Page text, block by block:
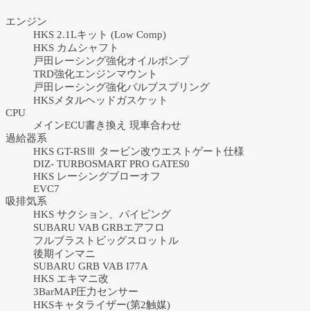
エンジン
HKS 2.1Lキット (Low Comp)
HKS カムシャフト
戸田レーシング強化オイルポンプ
TRD強化エンジンマウント
戸田レーシング強化バルブスプリング
HKSメタルヘッドガスケット
CPU
メインECU書き換え 現車合わせ
過給器系
HKS GT-RSⅢ タービン改ウエストゲート仕様
DIZ- TURBOSMART PRO GATES0
HKS レーシングブローオフ
EVC7
吸排気系
HKS サクション、パイピング
SUBARU VAB GRBエアフロ
フルブラストビッグスロットル
後期インマニ
SUBARU GRB VAB I77A
HKS エキマニ改
3BarMAP圧力センサー
HKSキャタライザー(第2触媒)